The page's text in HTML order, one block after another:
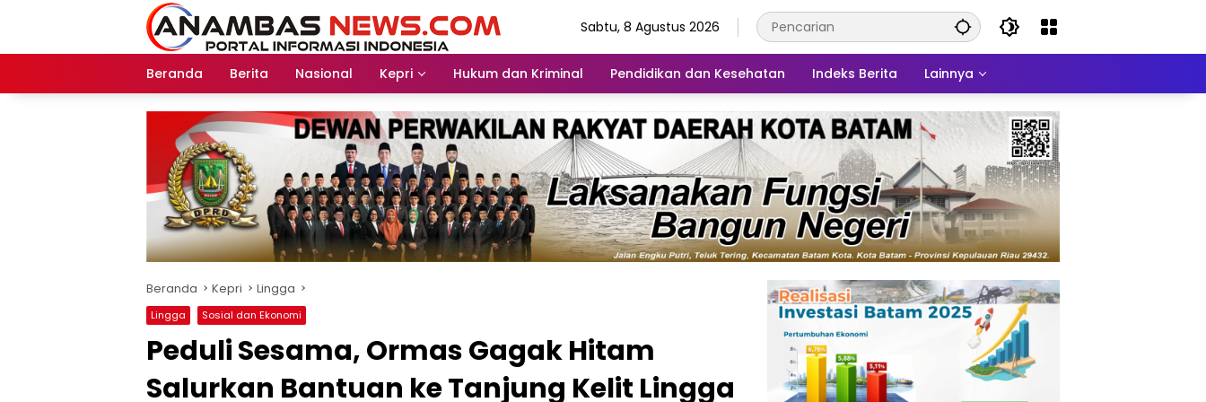
Sabtu, 8 Agustus 2026
Beranda Berita Nasional Kepri Hukum dan Kriminal Pendidikan dan Kesehatan Indeks Berita Lainnya
Beranda Kepri Lingga
Lingga Sosial dan Ekonomi
Peduli Sesama, Ormas Gagak Hitam
Salurkan Bantuan ke Tanjung Kelit Lingga